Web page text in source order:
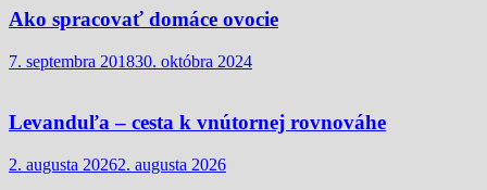
Ako spracovať domáce ovocie
7. septembra 201830. októbra 2024
Levanduľa – cesta k vnútornej rovnováhe
2. augusta 20262. augusta 2026